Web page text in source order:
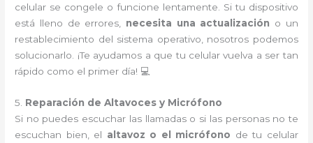
celular se congele o funcione lentamente. Si tu dispositivo
está lleno de errores, necesita una actualización o un
restablecimiento del sistema operativo, nosotros podemos
solucionarlo. ¡Te ayudamos a que tu celular vuelva a ser tan
rápido como el primer día! 💻
5. Reparación de Altavoces y Micrófono
Si no puedes escuchar las llamadas o si las personas no te
escuchan bien, el altavoz o el micrófono de tu celular